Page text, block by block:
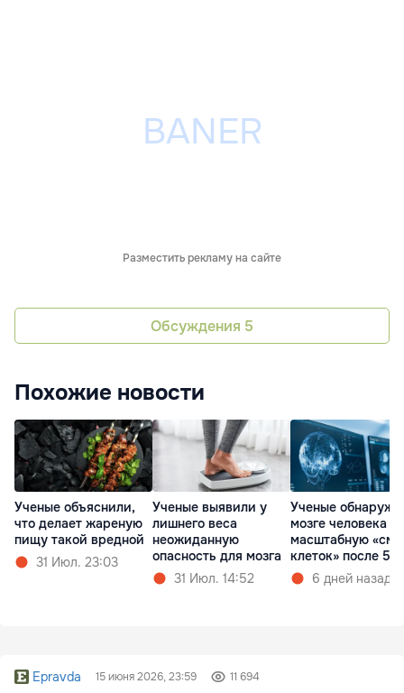
Разместить рекламу на сайте
Обсуждения 5
Похожие новости
Ученые объяснили,
что делает жареную
пищу такой вредной
31 Июл. 23:03
Ученые выявили у
лишнего веса
неожиданную
опасность для мозга
31 Июл. 14:52
Ученые
мозге человека
масштабную
клеток» после 50
6 дней назад
Epravda 15 июня 2026, 23:59 11 694